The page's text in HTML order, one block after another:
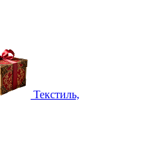
Текстиль,